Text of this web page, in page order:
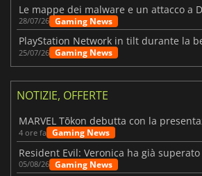
28/07/26 Gaming News
25/07/26 Gaming News
NOTIZIE, OFFERTE
4 ore fa Gaming News
05/08/26 Gaming News